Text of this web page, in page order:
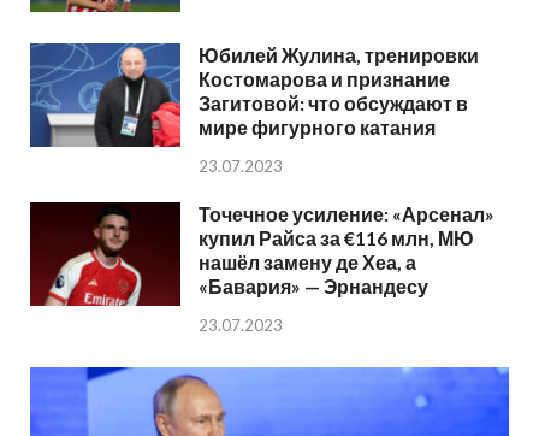
Юбилей Жулина, тренировки
Костомарова и признание
Загитовой: что обсуждают в
мире фигурного катания
23.07.2023
Точечное усиление: «Арсенал»
купил Райса за €116 млн, МЮ
нашёл замену де Хеа, а
«Бавария» — Эрнандесу
23.07.2023